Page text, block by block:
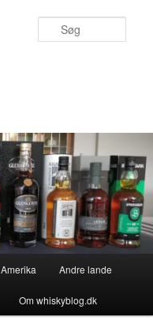
Amerika Andre lande
Om whiskyblog.dk